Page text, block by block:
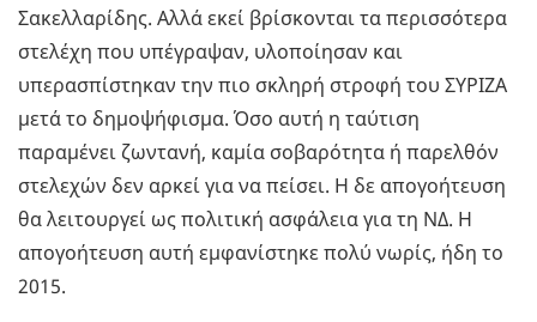
Σακελλαρίδης. Αλλά εκεί βρίσκονται τα περισσότερα
στελέχη που υπέγραψαν, υλοποίησαν και
υπερασπίστηκαν την πιο σκληρή στροφή του ΣΥΡΙΖΑ
μετά το δημοψήφισμα. Όσο αυτή η ταύτιση
παραμένει ζωντανή, καμία σοβαρότητα ή παρελθόν
στελεχών δεν αρκεί για να πείσει. Η δε απογοήτευση
θα λειτουργεί ως πολιτική ασφάλεια για τη ΝΔ. H
απογοήτευση αυτή εμφανίστηκε πολύ νωρίς, ήδη το
2015.